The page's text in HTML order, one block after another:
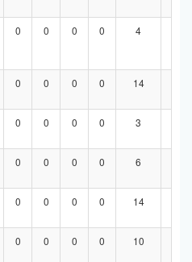
0 0 0 0 4
0 0 0 0 14
0 0 0 0 3
0 0 0 0 6
0 0 0 0 14
0 0 0 0 10